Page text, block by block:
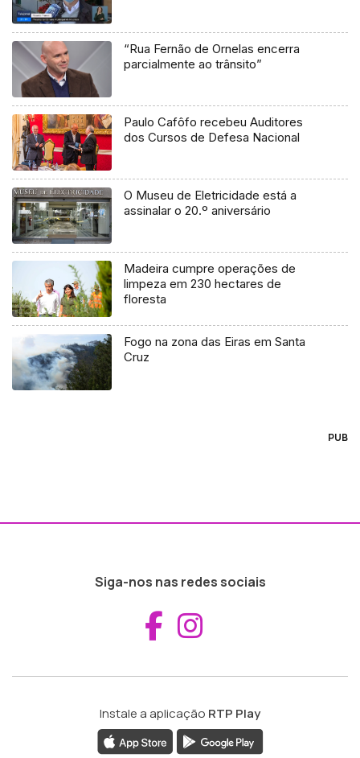
“Rua Fernão de Ornelas encerra
parcialmente ao trânsito”
Paulo Cafôfo recebeu Auditores
dos Cursos de Defesa Nacional
O Museu de Eletricidade está a
assinalar o 20.º aniversário
Madeira cumpre operações de
limpeza em 230 hectares de
floresta
Fogo na zona das Eiras em Santa
Cruz
PUB
Siga-nos nas redes sociais
Aceder ao
Instale a aplicação RTP Play